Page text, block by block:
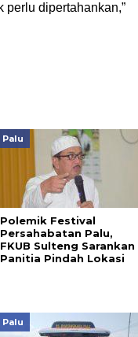
perlu dipertahankan,”
Palu
Polemik Festival
Persahabatan Palu,
FKUB Sulteng Sarankan
Panitia Pindah Lokasi
Palu